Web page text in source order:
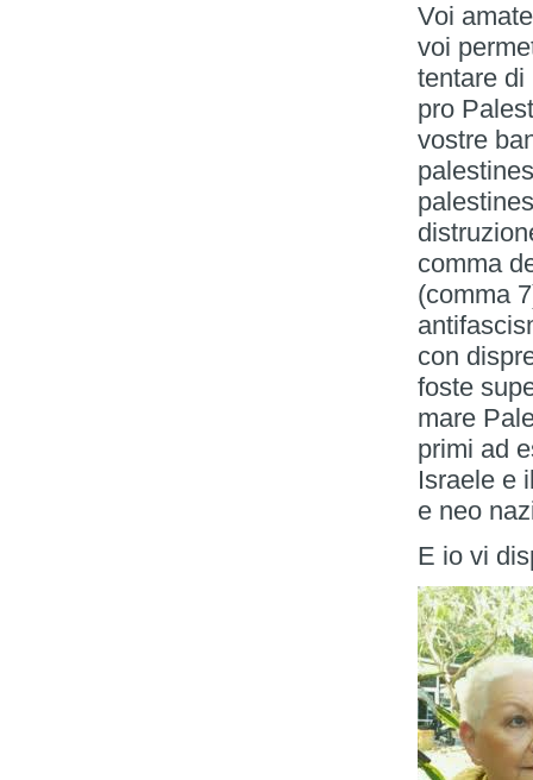
Voi
voi
tentare
pro
vostre
comma
(comma
con
foste
mare
primi ad
Israele e
e neo
E io vi